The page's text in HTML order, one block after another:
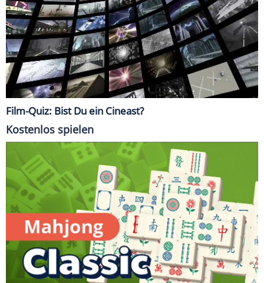
Film-Quiz: Bist Du ein Cineast?
Kostenlos spielen